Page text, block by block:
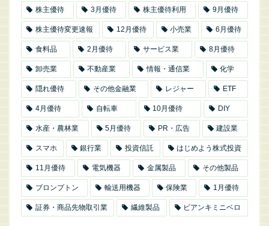
株主優待 3月優待 株主優待利用 9月優待
株主優待変更速報 12月優待 小売業 6月優待
食料品 2月優待 サービス業 8月優待
卸売業 不動産業 情報・通信業 化学
隠れ優待 その他金融業 レジャー ETF
4月優待 自転車 10月優待 DIY
水産・農林業 5月優待 PR・広告 建設業
スマホ 銀行業 投資信託 はじめよう株式投資
11月優待 電気機器 金属製品 その他製品
ブロンプトン 輸送用機器 保険業 1月優待
証券・商品先物取引業 繊維製品 ビアンキミニベロ